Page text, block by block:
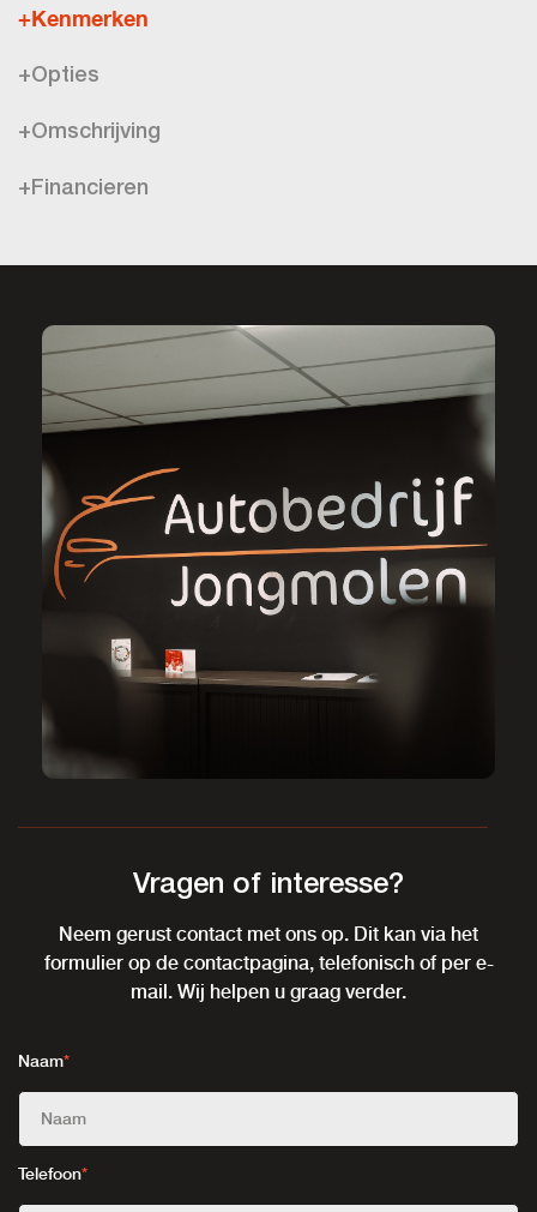
+Kenmerken
+Opties
+Omschrijving
+Financieren
Vragen of interesse?
Neem gerust contact met ons op. Dit kan via het
formulier op de contactpagina, telefonisch of per e-
mail. Wij helpen u graag verder.
Naam*
Telefoon*